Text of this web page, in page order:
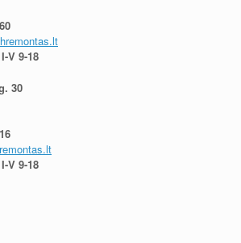
V 9-18
30
V 9-18